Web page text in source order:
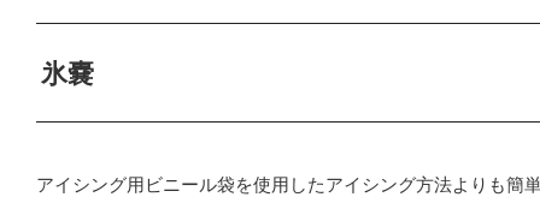
氷嚢
アイシング用ビニール袋を使用したアイシング方法よりも簡